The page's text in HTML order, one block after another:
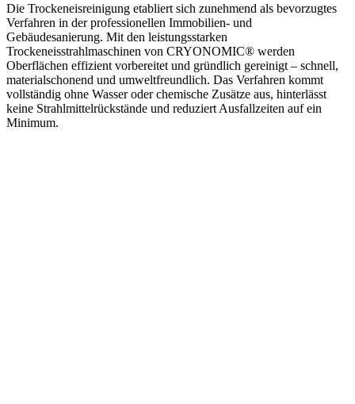
Die Trockeneisreinigung etabliert sich zunehmend als bevorzugtes
Verfahren in der professionellen Immobilien- und
Gebäudesanierung. Mit den leistungsstarken
Trockeneisstrahlmaschinen von CRYONOMIC® werden
Oberflächen effizient vorbereitet und gründlich gereinigt – schnell,
materialschonend und umweltfreundlich. Das Verfahren kommt
vollständig ohne Wasser oder chemische Zusätze aus, hinterlässt
keine Strahlmittelrückstände und reduziert Ausfallzeiten auf ein
Minimum.